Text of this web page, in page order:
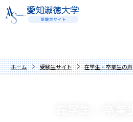
入試情報・学費
ホーム 受験生サイト 在学生・卒業生の声